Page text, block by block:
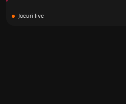
Jocuri live